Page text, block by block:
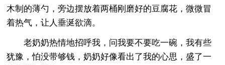
木制的薄勺，旁边摆放着两桶刚磨好的豆腐花，微微冒
着热气，让人垂涎欲滴。
老奶奶热情地招呼我，问我要不要吃一碗，我有些
犹豫，怕没带够钱，奶奶好像看出了我的心思，盛了一